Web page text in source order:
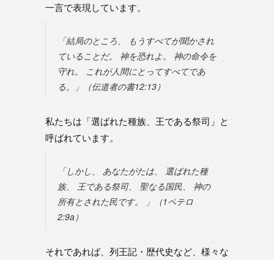
一言で表現しています。
「結局のところ、 もうすべてが聞かされ
ていることだ。 神を恐れよ。 神の命令を
守れ。 これが人間にとってすべてであ
る。」（伝道者の書12:13）
私たちは「選ばれた種族、王である祭司」と
呼ばれています。
「しかし、 あなたがたは、 選ばれた種
族、 王である祭司、 聖なる国民、 神の
所有とされた民です。 」（1ペテロ
2:9a）
それであれば、列王記・歴代史など、様々な